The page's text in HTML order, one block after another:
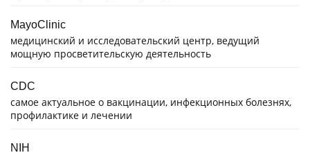
MayoClinic
медицинский и исследовательский центр, ведущий
мощную просветительскую деятельность
CDC
самое актуальное о вакцинации, инфекционных болезнях,
профилактике и лечении
NIH